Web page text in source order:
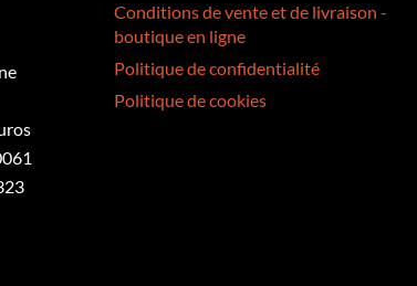
Conditions de vente et de livraison -
boutique en ligne
Politique de confidentialité
Politique de cookies